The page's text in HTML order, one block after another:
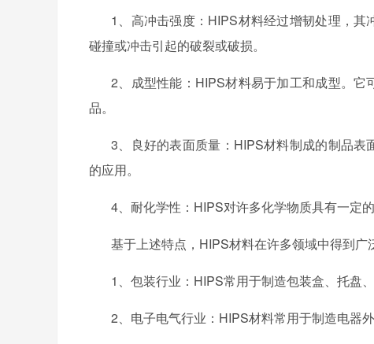
1、 高冲击强度： HIPS材料经过增韧处理，其
碰撞或冲击引起的破裂或破损。
2、 成型性能： HIPS材料易于加工和成型。它
品。
3、 良好的表面质量： HIPS材料制成的制品表
的应用。
4、 耐化学性： HIPS对许多化学物质具有一定
基于上述特点， HIPS材料在许多领域中得到广
1、 包装行业： HIPS常用于制造包装盒、托盘、
2、 电子电气行业： HIPS材料常用于制造电器